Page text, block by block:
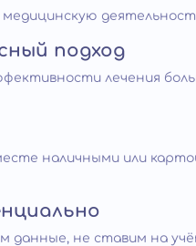
медицинскую
подход
лечения
наличными или
данные, не ставим на